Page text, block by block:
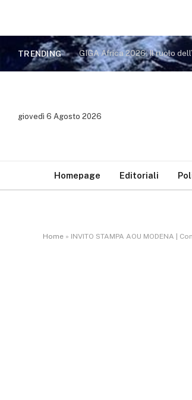
TRENDING
giovedì 6 Agosto 2026
Homepage Editoriali
Home » INVITO STAMPA AOU MODENA